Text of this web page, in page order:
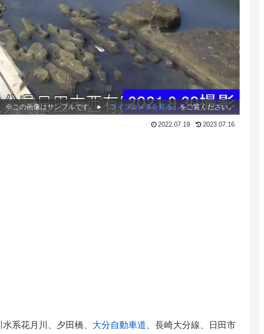
※この画像はサンプルです。►「ライブカメラを見る」をご覧ください。
2022.07.19 2023.07.16
水系花月川、夕田橋、 大分自動車道、長崎大分線、日田市